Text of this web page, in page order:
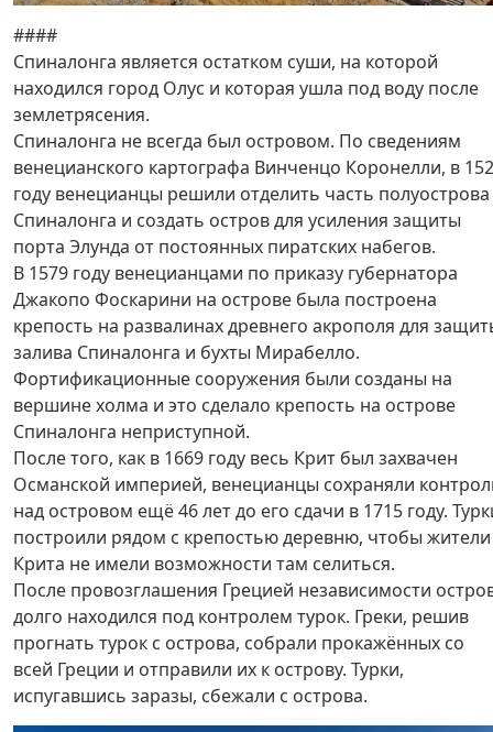
####
Спиналонга является остатком суши, на которой
находился город Олус и которая ушла под воду после
землетрясения.
Спиналонга не всегда был островом. По сведениям
венецианского картографа Винченцо Коронелли, в
году венецианцы решили отделить часть полуострова
Спиналонга и создать остров для усиления защиты
порта Элунда от постоянных пиратских набегов.
В 1579 году венецианцами по приказу губернатора
Джакопо Фоскарини на острове была построена
крепость на развалинах древнего акрополя для
залива Спиналонга и бухты Мирабелло.
Фортификационные сооружения были созданы на
вершине холма и это сделало крепость на острове
Спиналонга неприступной.
После того, как в 1669 году весь Крит был захвачен
Османской империей, венецианцы сохраняли
над островом ещё 46 лет до его сдачи в 1715 году.
построили рядом с крепостью деревню, чтобы жители
Крита не имели возможности там селиться.
После провозглашения Грецией независимости
долго находился под контролем турок. Греки, решив
прогнать турок с острова, собрали прокажённых со
всей Греции и отправили их к острову. Турки,
испугавшись заразы, сбежали с острова.